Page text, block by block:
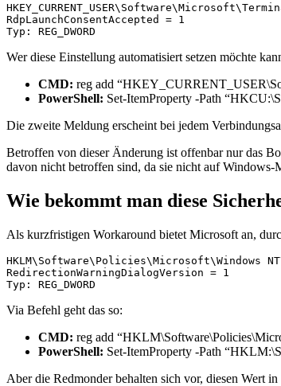
RdpLaunchConsentAccepted = 1
Typ: REG_DWORD
Wer diese Einstellung automatisiert setzen möchte
CMD: reg add
PowerShell: Set-ItemProperty -Path
Die zweite Meldung erscheint bei jedem
Betroffen von dieser Änderung ist offenbar nur das
davon nicht betroffen sind, da sie nicht auf Windows-
Wie bekommt man diese
Als kurzfristigen Workaround bietet Microsoft an,
HKLM\Software\Policies\Microsoft\Windows
RedirectionWarningDialogVersion = 1
Typ: REG_DWORD
Via Befehl geht das so:
CMD: reg add
PowerShell: Set-ItemProperty -Path
Aber die Redmonder behalten sich vor, diesen Wert